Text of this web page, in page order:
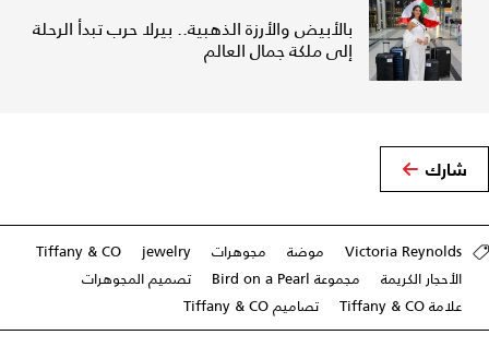
بالأبيض والأرزة الذهبية.. بيرلا حرب تبدأ الرحلة
إلى ملكة جمال العالم
شارك
Victoria Reynolds موضة مجوهرات jewelry
Tiffany & CO
الأحجار الكريمة
مجموعة Bird on a Pearl
تصميم المجوهرات
علامة Tiffany & CO
تصاميم Tiffany & CO